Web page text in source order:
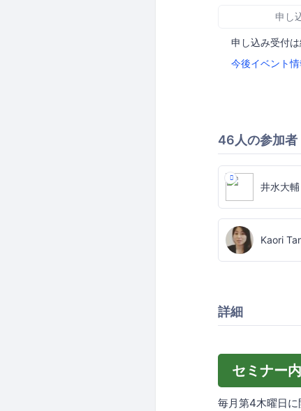
申し
申し込み受付
今後イベント
46人の参加者
井水大輔
Kaori
詳細
セミナー
毎月第4木曜日